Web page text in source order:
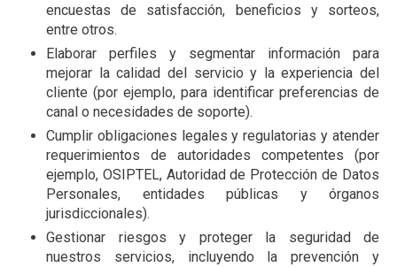
encuestas de satisfacción, beneficios y sorteos,
entre otros.
Elaborar perfiles y segmentar información para
mejorar la calidad del servicio y la experiencia del
cliente (por ejemplo, para identificar preferencias de
canal o necesidades de soporte).
Cumplir obligaciones legales y regulatorias y atender
requerimientos de autoridades competentes (por
ejemplo, OSIPTEL, Autoridad de Protección de Datos
Personales, entidades públicas y órganos
jurisdiccionales).
Gestionar riesgos y proteger la seguridad de
nuestros servicios, incluyendo la prevención y